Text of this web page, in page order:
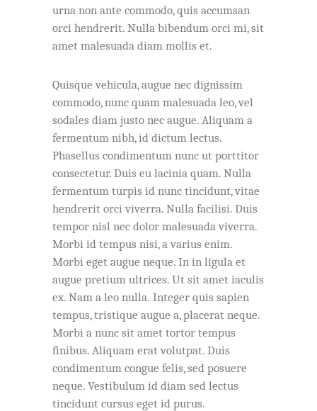
urna non ante commodo, quis accumsan
orci hendrerit. Nulla bibendum orci mi, sit
amet malesuada diam mollis et.
Quisque vehicula, augue nec dignissim
commodo, nunc quam malesuada leo, vel
sodales diam justo nec augue. Aliquam a
fermentum nibh, id dictum lectus.
Phasellus condimentum nunc ut porttitor
consectetur. Duis eu lacinia quam. Nulla
fermentum turpis id nunc tincidunt, vitae
hendrerit orci viverra. Nulla facilisi. Duis
tempor nisl nec dolor malesuada viverra.
Morbi id tempus nisi, a varius enim.
Morbi eget augue neque. In in ligula et
augue pretium ultrices. Ut sit amet iaculis
ex. Nam a leo nulla. Integer quis sapien
tempus, tristique augue a, placerat neque.
Morbi a nunc sit amet tortor tempus
finibus. Aliquam erat volutpat. Duis
condimentum congue felis, sed posuere
neque. Vestibulum id diam sed lectus
tincidunt cursus eget id purus.